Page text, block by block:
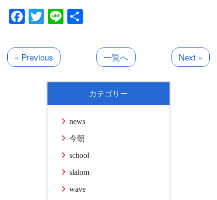
Facebook
Twitter
Line
« Previous 一覧へ Next »
カテゴリー
news
今朝
school
slalom
wave